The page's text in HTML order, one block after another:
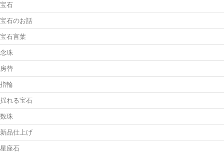
宝石
宝石のお話
宝石言葉
念珠
房替
指輪
揺れる宝石
数珠
新品仕上げ
星座石